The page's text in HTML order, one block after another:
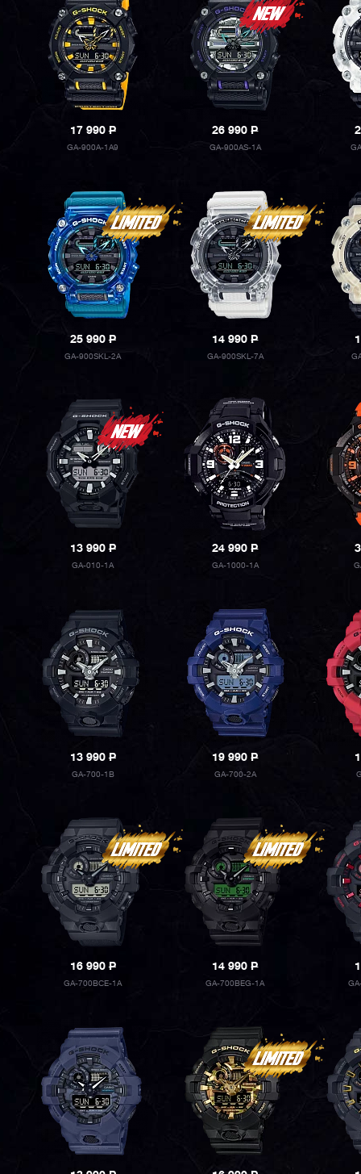
17 990P
GA-900A-1A9
26 990P
GA-900AS-1A
25 990P
GA-900SKL-2A
14 990P
GA-900SKL-7A
13 990P
GA-010-1A
24 990P
GA-1000-1A
13 990P
GA-700-1B
19 990P
GA-700-2A
16 990P
GA-700BCE-1A
14 990P
GA-700BEG-1A